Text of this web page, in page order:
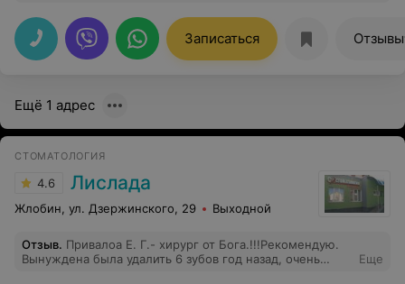
внимательно выслушать меня, ответить на все вопросы
и обеспечить необходимую консультативную и
практическую помощь при подготовке к дальнейшему
протезированию.В течение всего периода работы с
очень важно для любого пациента в начале всей
продолжать дальнейший этап лечения!
Записаться Отзывы
Ещё 1 адрес
СТОМАТОЛОГИЯ
4.6 Лислада
Жлобин, ул. Дзержинского, 29 Выходной
Отзыв. Привалоа Е. Г.- хирург от Бога.!!!Рекомендую.
Вынуждена была удалить 6 зубов год назад, очень
Еще